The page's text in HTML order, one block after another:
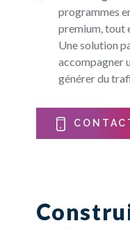
programmes
premium, tout
Une solution
accompagner
générer du